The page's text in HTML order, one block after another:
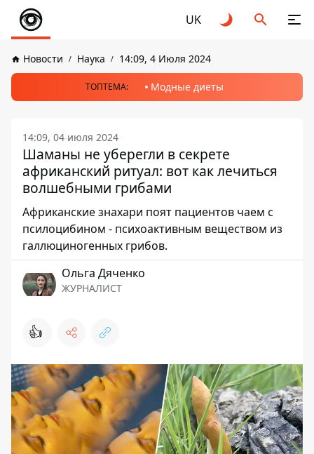
UK
Новости Наука 14:09, 4 Июля 2024
ТОПТЕМА: Модные диеты
14:09, 04 июля 2024
Шаманы не уберегли в секрете
африканский ритуал: вот как лечиться
волшебными грибами
Африканские знахари поят пациентов чаем с
псилоцибином - психоактивным веществом из
галлюциногенных грибов.
Ольга Дяченко
ЖУРНАЛИСТ
👍